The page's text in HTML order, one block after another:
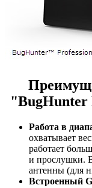
"BugHunter
Работа в
охватывает
работает
и прослушки.
антенны (для
Встроенный